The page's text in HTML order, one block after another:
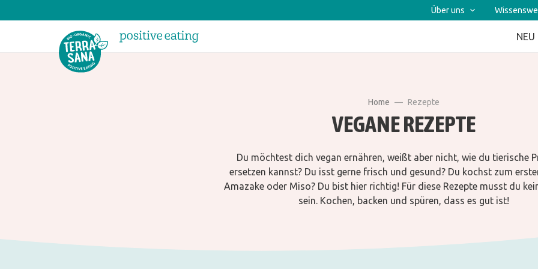
Über uns
NEU
Home Rezepte
VEGANE REZEPTE
Du möchtest dich vegan ernähren, weißt aber nicht, wie du tierische
ersetzen kannst? Du isst gerne frisch und gesund? Du kochst zum
Amazake oder Miso? Du bist hier richtig! Für diese Rezepte musst du
sein. Kochen, backen und spüren, dass es gut ist!